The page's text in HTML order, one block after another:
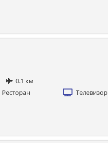
0.1 км
Ресторан Телевизор